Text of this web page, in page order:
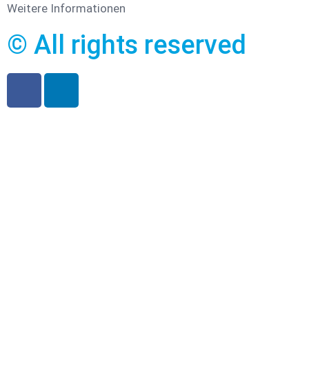
Weitere Informationen
© All rights reserved